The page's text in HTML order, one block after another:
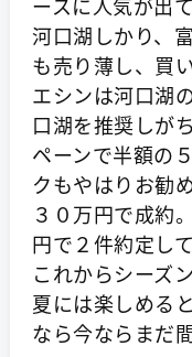
河口湖しかり、
も売り薄し、買
エシンは河口湖
口湖を推奨しが
ペーンで半額の
クもやはりお勧
３０万円で成約
円で２件約定して
これからシーズ
夏には楽しめる
なら今ならまだ